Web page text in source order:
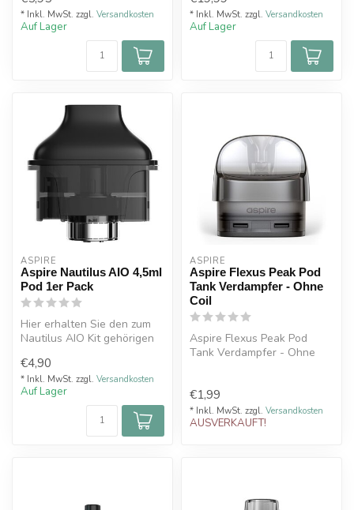
* Inkl. MwSt. zzgl. Versandkosten
Auf Lager
* Inkl. MwSt. zzgl. Versandkosten
Auf Lager
ASPIRE
Aspire Nautilus AIO 4,5ml
Pod 1er Pack
Hier erhalten Sie den zum
Nautilus AIO Kit gehörigen
u...
€4,90
* Inkl. MwSt. zzgl. Versandkosten
Auf Lager
ASPIRE
Aspire Flexus Peak Pod
Tank Verdampfer - Ohne
Coil
Aspire Flexus Peak Pod
Tank Verdampfer - Ohne
€1,99
* Inkl. MwSt. zzgl. Versandkosten
AUSVERKAUFT!